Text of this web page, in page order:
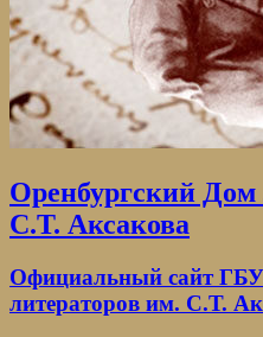
Оренбургский Дом
С.Т. Аксакова
Официальный сайт
литераторов им. С.Т.